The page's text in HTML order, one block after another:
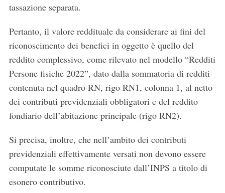
tassazione separata.
Pertanto, il valore reddituale da considerare ai fini del
riconoscimento dei benefici in oggetto è quello del
reddito complessivo, come rilevato nel modello “Redditi
Persone fisiche 2022”, dato dalla sommatoria di redditi
contenuta nel quadro RN, rigo RN1, colonna 1, al netto
dei contributi previdenziali obbligatori e del reddito
fondiario dell’abitazione principale (rigo RN2).
Si precisa, inoltre, che nell’ambito dei contributi
previdenziali effettivamente versati non devono essere
computate le somme riconosciute dall’INPS a titolo di
esonero contributivo.